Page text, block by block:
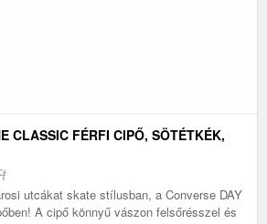
CLASSIC FÉRFI CIPŐ, SÖTÉTKÉK,
utcákat skate stílusban, a Converse DAY
A cipő könnyű vászon felsőrésszel és